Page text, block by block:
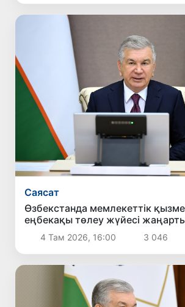
Саясат
Өзбекстанда мемлекеттік
еңбекақы төлеу жүйесі
4 Там 2026, 16:00 3 046